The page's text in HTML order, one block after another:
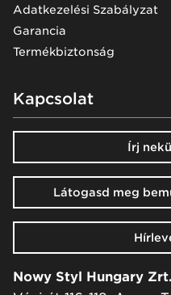
Adatkezelési Szabályzat
Garancia
Termékbiztonság
Kapcsolat
Írj
Látogasd meg
Nowy Styl Hungary Zrt.